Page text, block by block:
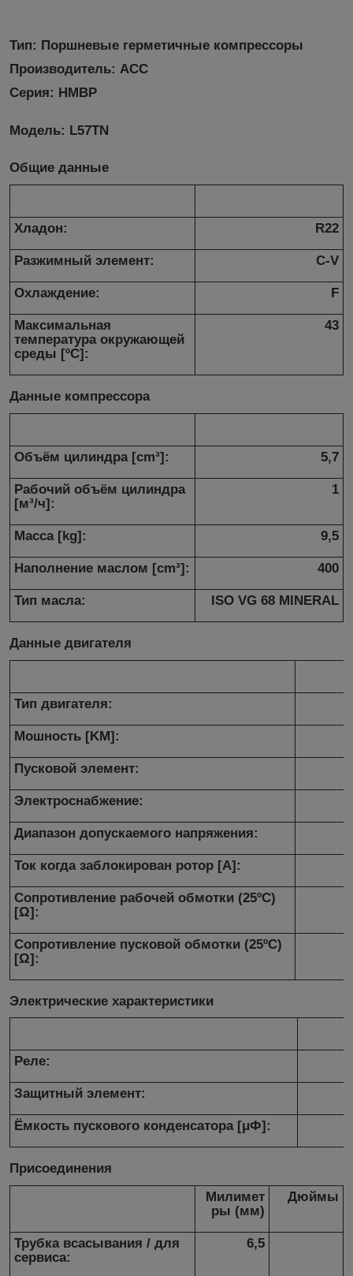
Тип: Поршневые герметичные компрессоры
Производитель: ACC
Серия: HMBP
Модель: L57TN
Общие данные
Хладон: R22
Разжимный элемент: C-V
Охлаждение: F
Максимальная
температура окружающей
среды [ºC]:
43
Данные компрессора
Объём цилиндра [cm³]: 5,7
Рабочий объём цилиндра
[м³/ч]:
1
Масса [kg]: 9,5
Наполнение маслом [cm³]: 400
Тип масла: ISO VG 68 MINERAL
Данные двигателя
Тип двигателя:
Мошность [KM]:
Пусковой элемент:
Электроснабжение:
Диапазон допускаемого напряжения:
Ток когда заблокирован ротор [A]:
Сопротивление рабочей обмотки (25ºC)
[Ω]:
Сопротивление пусковой обмотки (25ºC)
[Ω]:
Электрические характеристики
Реле:
Защитный элемент:
Ёмкость пускового конденсатора [μФ]:
Присоединения
Милимет
ры (мм)
Дюймы
Трубка всасывания / для
сервиса:
6,5